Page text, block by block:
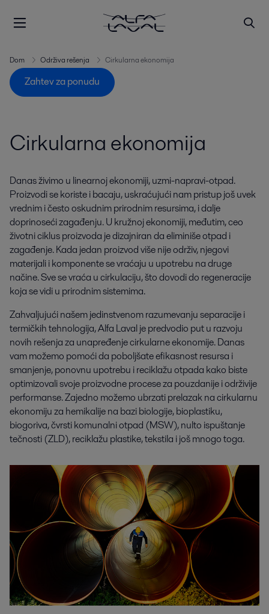
Dom Održiva rešenja Cirkularna ekonomija
Zahtev za ponudu
Cirkularna ekonomija
Danas živimo u linearnoj ekonomiji, uzmi-napravi-otpad.
Proizvodi se koriste i bacaju, uskraćujući nam pristup još uvek
vrednim i često oskudnim prirodnim resursima, i dalje
doprinoseći zagađenju. U kružnoj ekonomiji, međutim, ceo
životni ciklus proizvoda je dizajniran da eliminiše otpad i
zagađenje. Kada jedan proizvod više nije održiv, njegovi
materijali i komponente se vraćaju u upotrebu na druge
načine. Sve se vraća u cirkulaciju, što dovodi do regeneracije
koja se vidi u prirodnim sistemima.
Zahvaljujući našem jedinstvenom razumevanju separacije i
termičkih tehnologija, Alfa Laval je predvodio put u razvoju
novih rešenja za unapređenje cirkularne ekonomije. Danas
vam možemo pomoći da poboljšate efikasnost resursa i
smanjenje, ponovnu upotrebu i reciklažu otpada kako biste
optimizovali svoje proizvodne procese za pouzdanije i održivije
performanse. Zajedno možemo ubrzati prelazak na cirkularnu
ekonomiju za hemikalije na bazi biologije, bioplastiku,
biogoriva, čvrsti komunalni otpad (MSW), nulto ispuštanje
tečnosti (ZLD), reciklažu plastike, tekstila i još mnogo toga.